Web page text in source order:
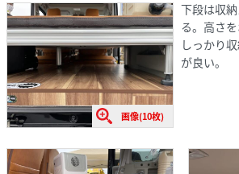
画像(10枚)
下段は収
る。高さ
しっかり
が良い。